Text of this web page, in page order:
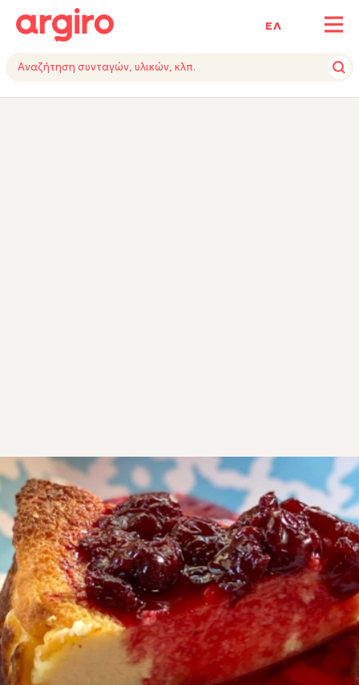
ΕΛ
ΥΛΙΚΑΕΚΤΕΛΕΣΗΕΞΟΠΛΙΣΜΟΣ
ΣΥΝΤΑΓΕΣ ΓΛΥΚΑ ΓΛΥΚΑ ΨΥΓΕΙΟΥ
Cheesecake με καραμελωμένα
βύσσινα του Στέλιου Παρλιάρου
Αυτό το λαχταριστό Cheesecake με καραμελωμένα
βύσσινα του Στέλιου Παρλιάρου απολαύστε το
οπωσδήποτε με τα μοναδικά καραμελωμένα βύσσινα
που το απογειώνουν. Εύκολο τσιζκεικ που θα σας
ξετρελάνει!